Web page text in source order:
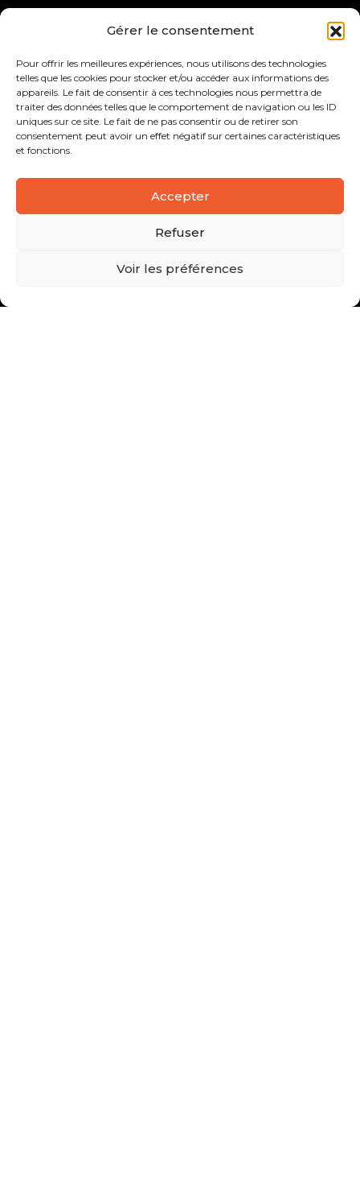
Gérer le consentement
Pour offrir les meilleures expériences, nous utilisons des technologies
telles que les cookies pour stocker et/ou accéder aux informations des
appareils. Le fait de consentir à ces technologies nous permettra de
traiter des données telles que le comportement de navigation ou les ID
uniques sur ce site. Le fait de ne pas consentir ou de retirer son
consentement peut avoir un effet négatif sur certaines caractéristiques
et fonctions.
Accepter
Refuser
Voir les préférences